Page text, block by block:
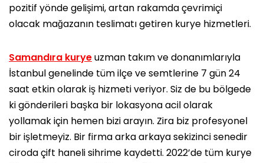
pozitif yönde gelişimi, artan rakamda çevrimiçi
olacak mağazanın teslimatı getiren kurye hizmetleri.
Samandıra kuryeuzman takım ve donanımlarıyla
İstanbul genelinde tüm ilçe ve semtlerine 7 gün 24
saat etkin olarak iş hizmeti veriyor. Siz de bu bölgede
ki gönderileri başka bir lokasyona acil olarak
yollamak için hemen bizi arayın. Zira biz profesyonel
bir işletmeyiz. Bir firma arka arkaya sekizinci senedir
ciroda çift haneli sihrime kaydetti. 2022’de tüm kurye